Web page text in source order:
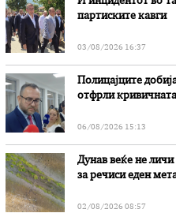
партиските кавги
03/08/2026 16:37
Полицајците
отфрли
06/08/2026 15:13
Дунав веќе не
за речиси еден
02/08/2026 08:57